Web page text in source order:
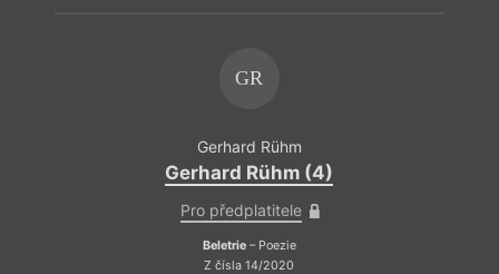
GR
Gerhard Rühm
Gerhard Rühm (4)
Pro předplatitele
Beletrie– Poezie
Z čísla 14/2020